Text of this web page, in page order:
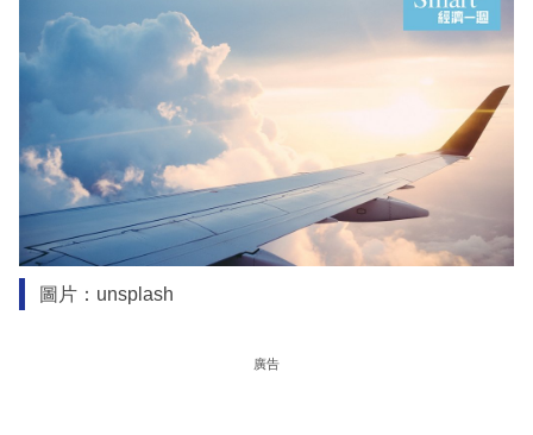
圖片：unsplash
廣告